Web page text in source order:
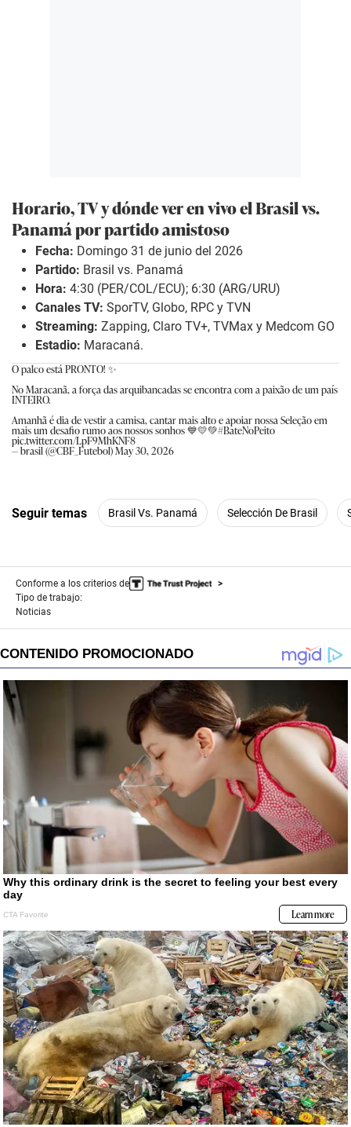
Horario, TV y dónde ver en vivo el Brasil vs.
Panamá por partido amistoso
Fecha: Domingo 31 de junio del 2026
Partido: Brasil vs. Panamá
Hora: 4:30 (PER/COL/ECU); 6:30 (ARG/URU)
Canales TV: SporTV, Globo, RPC y TVN
Streaming: Zapping, Claro TV+, TVMax y Medcom GO
Estadio: Maracaná.
O palco está PRONTO! ✨
No Maracanã, a força das arquibancadas se encontra com a paixão de um país
INTEIRO.
Amanhã é dia de vestir a camisa, cantar mais alto e apoiar nossa Seleção em
mais um desafio rumo aos nossos sonhos 💙💛💚#BateNoPeito
pic.twitter.com/LpF9MhKNF8
— brasil (@CBF_Futebol)May 30, 2026
Seguir temas Brasil Vs. Panamá Selección De Brasil
Conforme a los criterios de
Tipo de trabajo:
Noticias